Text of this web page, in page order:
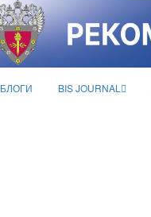
БЛОГИ BIS JOURNAL